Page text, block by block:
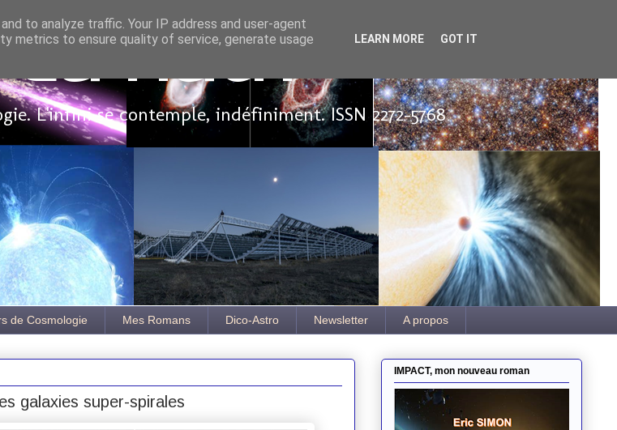
là haut
L'infini se contemple, indéfiniment. ISSN 2272-5768
de Cosmologie Mes Romans Dico-Astro Newsletter A propos
galaxies super-spirales
IMPACT, mon nouveau roman
to analyze traffic. Your IP address and user-agent
metrics to ensure quality of service, generate usage
LEARN MORE GOT IT